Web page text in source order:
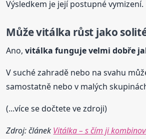
Výsledkem je její postupné vymizení.
Může vitálka růst jako
Ano,vitálka funguje velmi dobře
V suché zahradě nebo na svahu
samostatně nebo v malých
(...více se dočtete ve zdroji)
Zdroj: článek Vitálka – s čím ji